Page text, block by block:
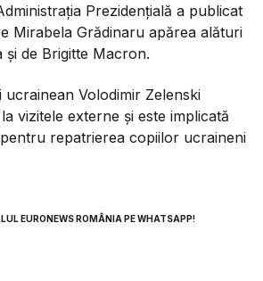
Prezidențială a publicat
Mirabela Grădinaru apărea alături
și de Brigitte Macron.
ucrainean Volodimir Zelenski
vizitele externe și este implicată
repatrierea copiilor ucraineni
EURONEWS ROMÂNIA PE WHATSAPP!